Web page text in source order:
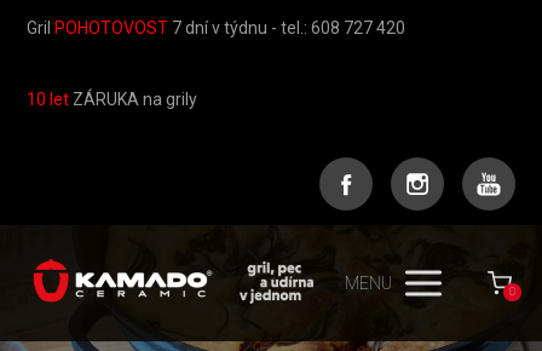
Gril POHOTOVOST 7 dní v týdnu - tel.: 608 727 420
10 let ZÁRUKA na grily
MENU 0